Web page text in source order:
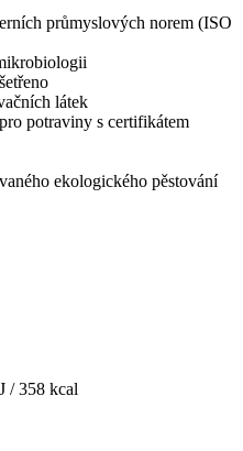
průmyslových norem (ISO
látek
potraviny s certifikátem
ekologického pěstování
/358 kcal